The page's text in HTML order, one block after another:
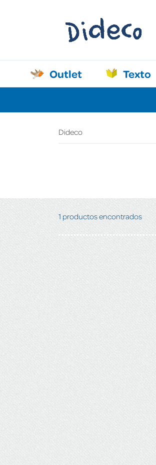
Outlet Texto
Dideco
1 productos encontrados